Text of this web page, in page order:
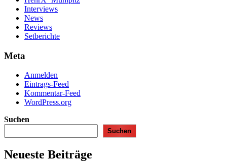
Interviews
News
Reviews
Setberichte
Meta
Anmelden
Eintrags-Feed
Kommentar-Feed
WordPress.org
Suchen
Suchen
Neueste Beiträge